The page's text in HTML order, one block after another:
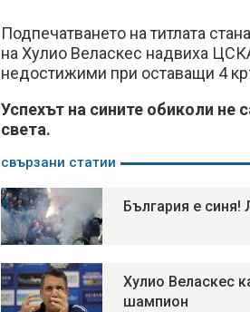
Подпечатването на титлата
на Хулио Веласкес надвиха
недостижими при оставащи 4
Успехът на сините обиколи не
света.
свързани статии
България е
Хулио Веласкес
шампион